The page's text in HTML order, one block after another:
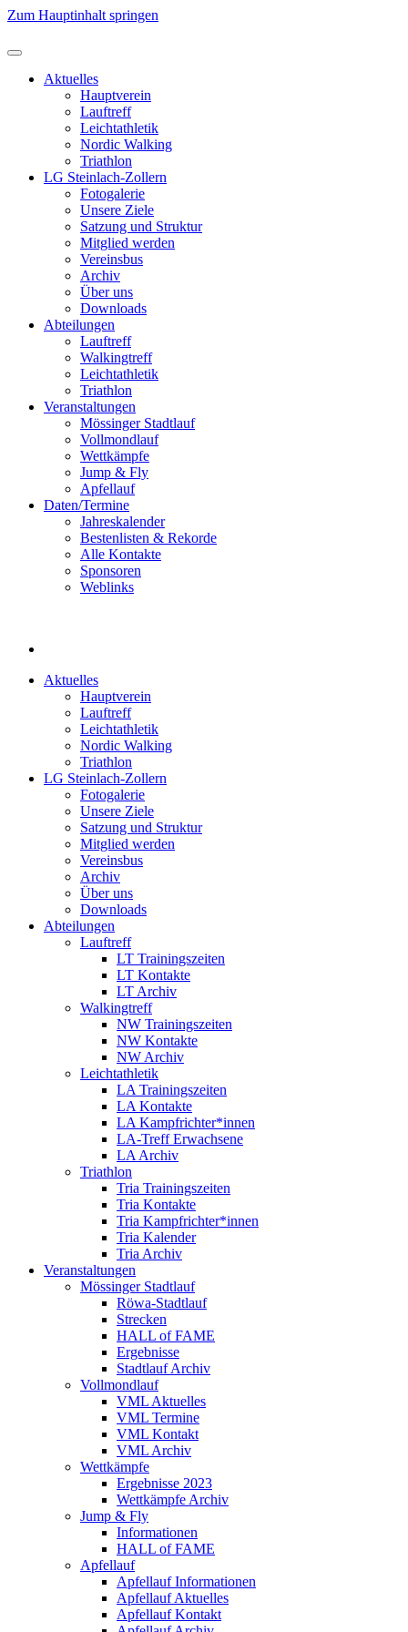
Zum Hauptinhalt springen
Aktuelles
Hauptverein
Lauftreff
Leichtathletik
Nordic Walking
Triathlon
LG Steinlach-Zollern
Fotogalerie
Unsere Ziele
Satzung und Struktur
Mitglied werden
Vereinsbus
Archiv
Über uns
Downloads
Abteilungen
Lauftreff
Walkingtreff
Leichtathletik
Triathlon
Veranstaltungen
Mössinger Stadtlauf
Vollmondlauf
Wettkämpfe
Jump & Fly
Apfellauf
Daten/Termine
Jahreskalender
Bestenlisten & Rekorde
Alle Kontakte
Sponsoren
Weblinks
Aktuelles
Hauptverein
Lauftreff
Leichtathletik
Nordic Walking
Triathlon
LG Steinlach-Zollern
Fotogalerie
Unsere Ziele
Satzung und Struktur
Mitglied werden
Vereinsbus
Archiv
Über uns
Downloads
Abteilungen
Lauftreff
LT Trainingszeiten
LT Kontakte
LT Archiv
Walkingtreff
NW Trainingszeiten
NW Kontakte
NW Archiv
Leichtathletik
LA Trainingszeiten
LA Kontakte
LA Kampfrichter*innen
LA-Treff Erwachsene
LA Archiv
Triathlon
Tria Trainingszeiten
Tria Kontakte
Tria Kampfrichter*innen
Tria Kalender
Tria Archiv
Veranstaltungen
Mössinger Stadtlauf
Röwa-Stadtlauf
Strecken
HALL of FAME
Ergebnisse
Stadtlauf Archiv
Vollmondlauf
VML Aktuelles
VML Termine
VML Kontakt
VML Archiv
Wettkämpfe
Ergebnisse 2023
Wettkämpfe Archiv
Jump & Fly
Informationen
HALL of FAME
Apfellauf
Apfellauf Informationen
Apfellauf Aktuelles
Apfellauf Kontakt